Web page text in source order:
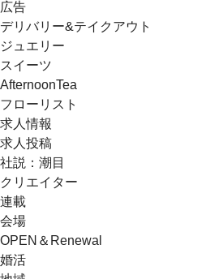
広告
デリバリー&テイクアウト
ジュエリー
スイーツ
AfternoonTea
フローリスト
求人情報
求人投稿
社説：潮目
クリエイター
連載
会場
OPEN＆Renewal
婚活